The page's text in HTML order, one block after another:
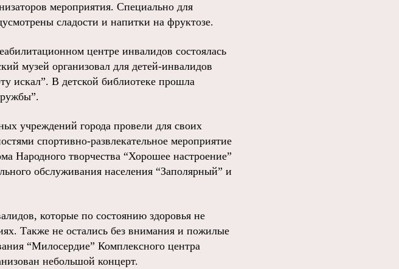
мероприятия. Специально для
сладости и напитки на фруктозе.
центре инвалидов состоялась
музей организовал для детей-инвалидов
искал”. В детской библиотеке прошла
учреждений города провели для своих
спортивно-развлекательное мероприятие
Народного творчества “Хорошее настроение”
обслуживания населения “Заполярный” и
которые по состоянию здоровья не
Также не остались без внимания и пожилые
“Милосердие” Комплексного центра
небольшой концерт.